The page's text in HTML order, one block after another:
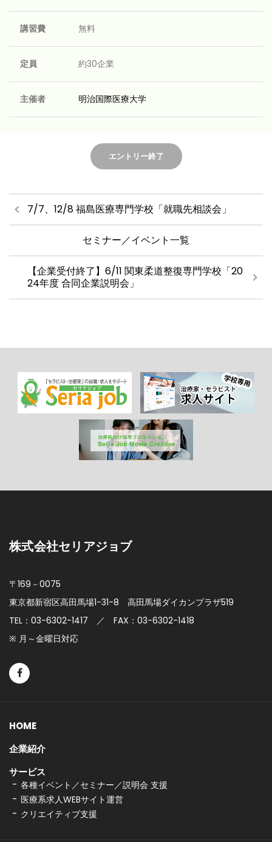
講習費 無料
定員 約30企業
主催者 明治国際医療大学
エントリー終了
7/7、12/8 福島医療専門学校「就職先相談会」
セミナー／イベント一覧
【企業受付終了】6/11 関東柔道整復専門学校「20
24年度 合同企業説明会」
株式会社セリアジョブ
〒169－0075
東京都新宿区高田馬場1-31-8 高田馬場ダイカンプラザ519
TEL：03-6302-1417 ／ FAX：03-6302-1418
※ 月～金曜日対応
HOME
企業紹介
サービス
各種イベント／セミナー／説明会 支援
医療系求人WEBサイト運営
クリエイティブ支援